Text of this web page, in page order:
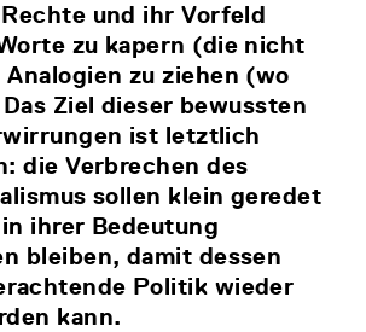
und ihr Vorfeld
zu kapern (die nicht
Analogien zu ziehen (wo
Ziel dieser bewussten
ist letztlich
die Verbrechen des
sollen klein geredet
ihrer Bedeutung
bleiben, damit dessen
Politik wieder
kann.